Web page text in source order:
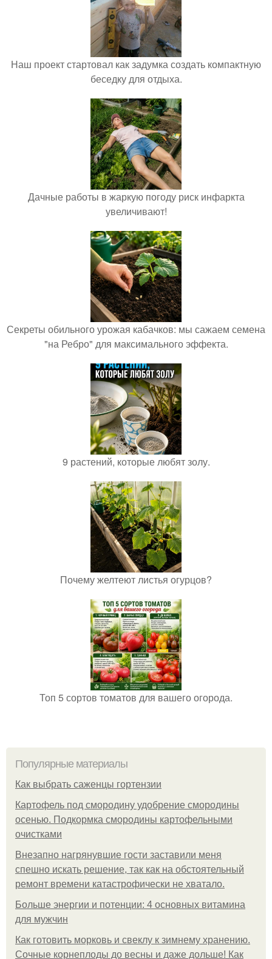
Наш проект стартовал как задумка создать компактную
беседку для отдыха.
Дачные работы в жаркую погоду риск инфаркта
увеличивают!
Секреты обильного урожая кабачков: мы сажаем семена
"на Ребро" для максимального эффекта.
9 растений, которые любят золу.
Почему желтеют листья огурцов?
Топ 5 сортов томатов для вашего огорода.
Популярные материалы
Как выбрать саженцы гортензии
Картофель под смородину удобрение смородины
осенью. Подкормка смородины картофельными
очистками
Внезапно нагрянувшие гости заставили меня
спешно искать решение, так как на обстоятельный
ремонт времени катастрофически не хватало.
Больше энергии и потенции: 4 основных витамина
для мужчин
Как готовить морковь и свеклу к зимнему хранению.
Сочные корнеплоды до весны и даже дольше! Как